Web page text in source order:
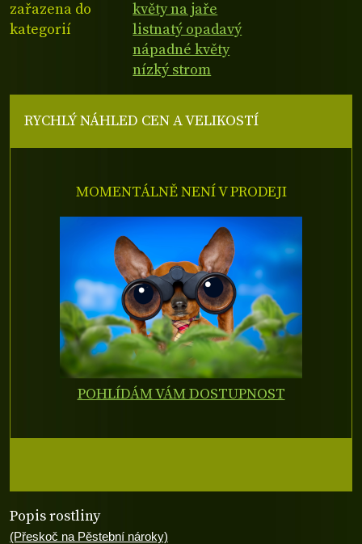
zařazena do
kategorií
květy na jaře
listnatý opadavý
nápadné květy
nízký strom
Popis rostliny
(Přeskoč na Pěstební nároky)
RYCHLÝ NÁHLED CEN A VELIKOSTÍ
MOMENTÁLNĚ NENÍ V PRODEJI
POHLÍDÁM VÁM DOSTUPNOST